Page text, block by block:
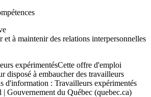
et à maintenir des relations interpersonnelles
expérimentésCette offre d'emploi
disposé à embaucher des travailleurs
d'information : Travailleurs expérimentés
| Gouvernement du Québec (quebec.ca)